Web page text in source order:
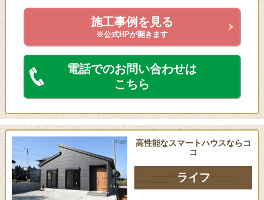
施工事例を見る
※公式HPが開きます
電話でのお問い合わせは
こちら
高性能なスマートハウスならコ
コ
ライフ